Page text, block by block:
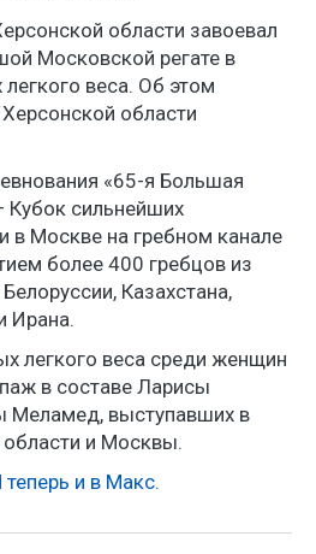
области завоевал
Московской регате в
веса. Об этом
области
«65-я Большая
Кубок сильнейших
в Москве на гребном канале
более 400 гребцов из
Казахстана,
Ирана.
легкого веса среди женщин
в составе Ларисы
Меламед, выступавших в
и Москвы.
и в Макс.